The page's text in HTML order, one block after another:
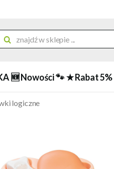
🆕 Nowości 🐾★ Rabat 5%
logiczne